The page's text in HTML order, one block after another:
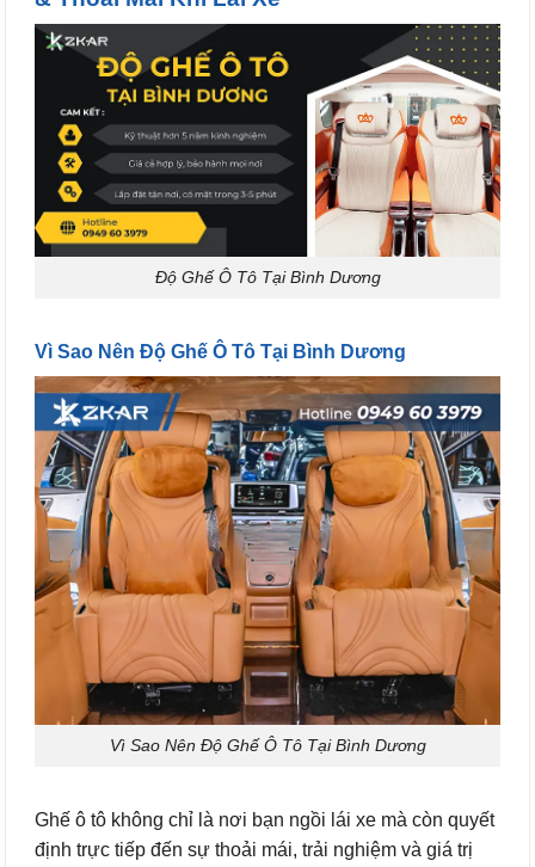
Độ Ghế Ô Tô Tại Bình Dương
Vì Sao Nên Độ Ghế Ô Tô Tại Bình Dương
Vì Sao Nên Độ Ghế Ô Tô Tại Bình Dương
Ghế ô tô không chỉ là nơi bạn ngồi lái xe mà còn quyết
định trực tiếp đến sự thoải mái, trải nghiệm và giá trị